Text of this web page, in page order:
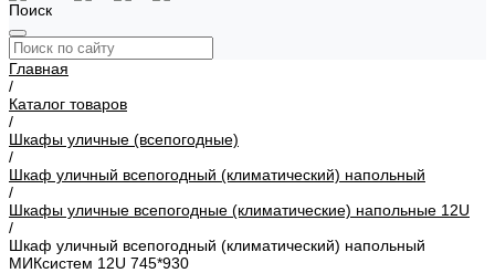
Поиск
Главная
/
Каталог товаров
/
Шкафы уличные (всепогодные)
/
Шкаф уличный всепогодный (климатический) напольный
/
Шкафы уличные всепогодные (климатические) напольные 12U
/
Шкаф уличный всепогодный (климатический) напольный
МИКсистем 12U 745*930